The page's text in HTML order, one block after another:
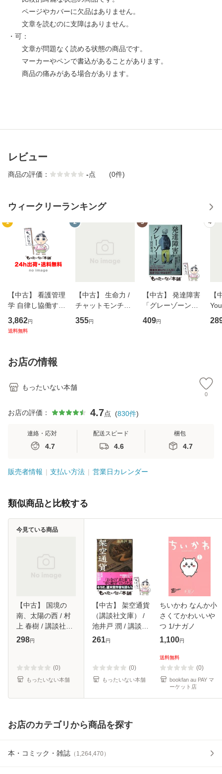
ページやカバーに欠品はありません。
文章を読むのに支障はありません。
・可：
文章が問題なく読める状態の商品です。
マーカーやペンで書込があることがあります。
商品の痛みがある場合があります。
レビュー
商品の評価： -点 (0件)
ウィークリーランキング
1
【中古】 看護管理
学 自律し協働する
専門職の看護マネ
ジメントスキル 改
恵 藤本幸三 / 南江
堂 [単行
3,862円
送料無料
2
【中古】 生命力 /
チャットモンチー /
キューンレコード
[CD]【メール便送
355円
3
【中古】 発達障害
「グレーゾーン」
その正しい理解と
克服法 (SB新書 57
409円
4
【
のが
お店の情報
もったいない本舗
0
お店の評価： 4.7点 (830件)
連絡・応対
4.7
配送スピード
4.6
梱包
4.7
販売者情報 支払い方法 営業日カレンダー
類似商品と比較する
【中古】 国境の
南、太陽の西 / 村
上 春樹 / 講談社
[単行本]【メール便
298円
(0)
もったいない本舗
今見ている商品
【中古】 架空通貨
（講談社文庫） /
池井戸 潤 / 講談社
[文庫]【メール便送
261円
(0)
もったいない本舗
ちいかわ なんか小
さくてかわいいや
つ 1/ナガノ
1,100円
送料無料
(0)
bookfan au PAY マ
ーケット店
お店のカテゴリから商品を探す
本・コミック・雑誌 （ 1,264,470）